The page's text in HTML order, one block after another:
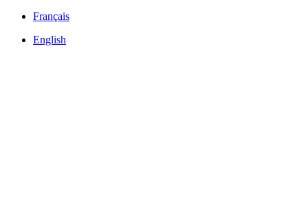
Français
English